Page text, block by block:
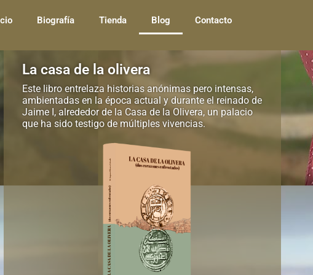
Biografía Tienda Blog Contacto
La casa de la olivera
Este libro entrelaza historias anónimas pero intensas,
ambientadas en la época actual y durante el reinado de
Jaime I, alrededor de la Casa de la Olivera, un palacio
que ha sido testigo de múltiples vivencias.